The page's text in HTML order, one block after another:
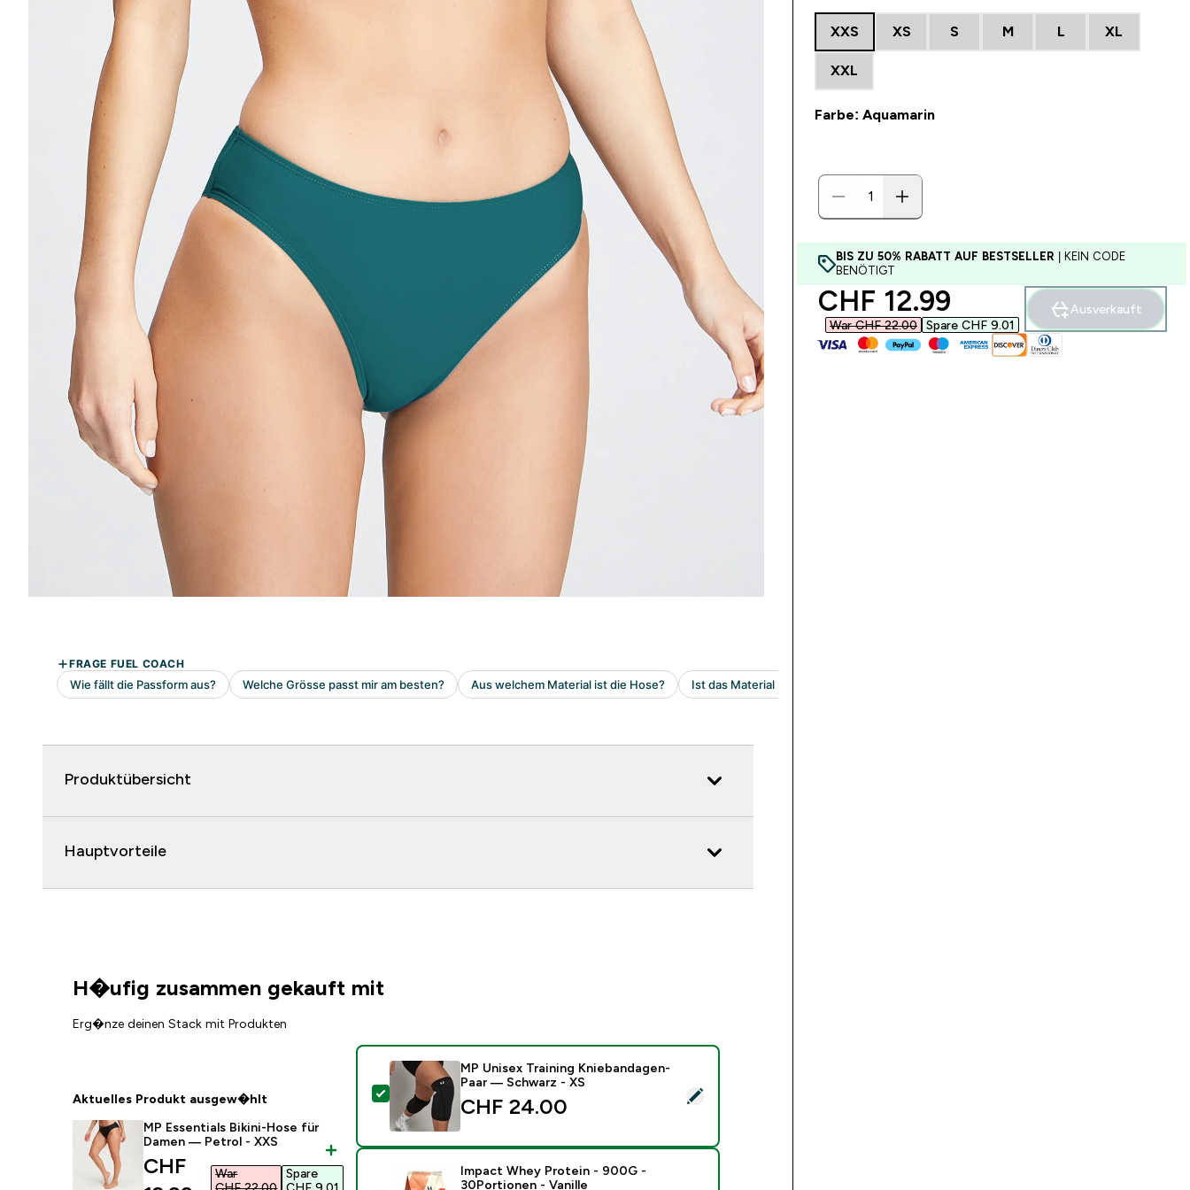
Produktübersicht
Hauptvorteile
H�ufig zusammen gekauft mit
Erg�nze deinen Stack mit Produkten
Aktuelles Produkt ausgew�hlt
MP Essentials Bikini-Hose für
Damen — Petrol - XXS
discounted price
CHF
War
Spare
Dieses Produkt ausw�hlen - MP Unisex Training Kniebandagen-Paar — Schwarz - XS
MP Unisex Training Kniebandagen-
Paar — Schwarz - XS
CHF 24.00‎
Impact Whey Protein - 900G -
30Portionen - Vanille
XXS XS S M L XL
XXL
Farbe: Aquamarin
BIS ZU 50% RABATT AUF BESTSELLER | KEIN CODE
BENÖTIGT
discounted price
CHF 12.99‎
War CHF 22.00‎ Spare CHF 9.01‎
Ausverkauft